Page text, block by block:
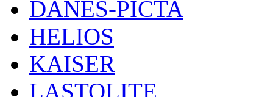
DANES-PICTA
HELIOS
KAISER
LASTOLITE